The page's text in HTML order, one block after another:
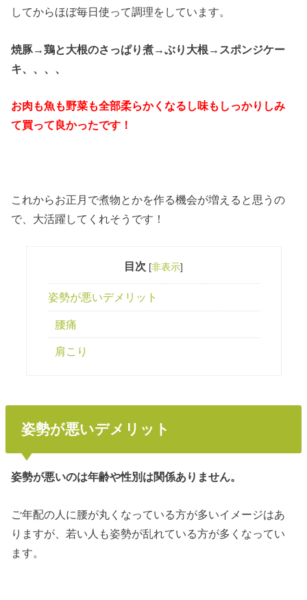
してからほぼ毎日使って調理をしています。
焼豚→鶏と大根のさっぱり煮→ぶり大根→スポンジケー
キ、、、、
お肉も魚も野菜も全部柔らかくなるし味もしっかりしみ
て買って良かったです！
これからお正月で煮物とかを作る機会が増えると思うの
で、大活躍してくれそうです！
目次 [非表示]
姿勢が悪いデメリット
腰痛
肩こり
姿勢が悪いデメリット
姿勢が悪いのは年齢や性別は関係ありません。
ご年配の人に腰が丸くなっている方が多いイメージはあ
りますが、若い人も姿勢が乱れている方が多くなってい
ます。